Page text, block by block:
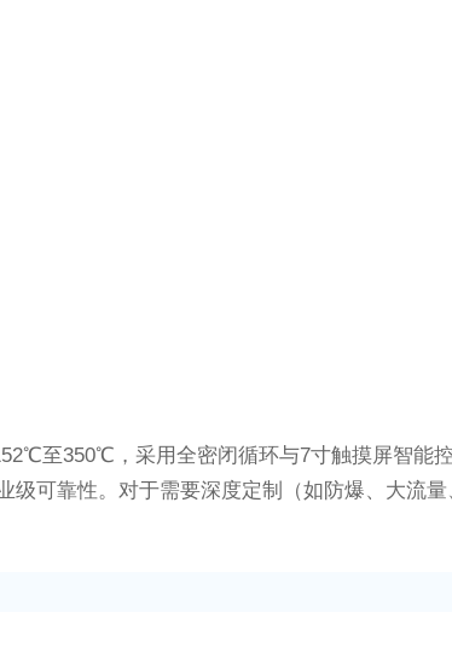
至350℃，采用全密闭循环与7寸触摸屏智能
可靠性。对于需要深度定制（如防爆、大流